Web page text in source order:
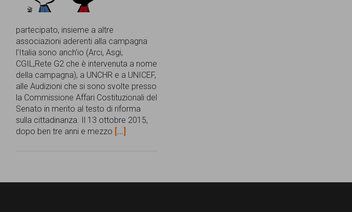
partecipato, insieme a altre
associazioni aderenti alla campagna
l’Italia sono anch’io (Arci, Asgi,
CGIL,Rete G2 che è intervenuta a nome
della campagna), a UNCHR e a UNICEF,
alle Audizioni che si sono svolte presso
la Commissione Affari Costituzionali del
Senato in merito al testo di riforma
sulla cittadinanza. Il 13 ottobre 2015,
dopo ben tre anni e mezzo [...]